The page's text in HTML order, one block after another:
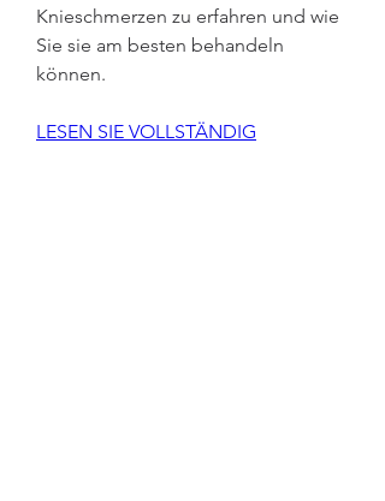
Knieschmerzen zu erfahren und wie
Sie sie am besten behandeln
können.
LESEN SIE VOLLSTÄNDIG